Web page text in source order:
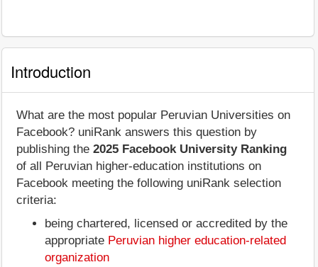
Introduction
What are the most popular Peruvian Universities on
Facebook? uniRank answers this question by
publishing the 2025 Facebook University Ranking
of all Peruvian higher-education institutions on
Facebook meeting the following uniRank selection
criteria:
being chartered, licensed or accredited by the
appropriate Peruvian higher education-related
organization